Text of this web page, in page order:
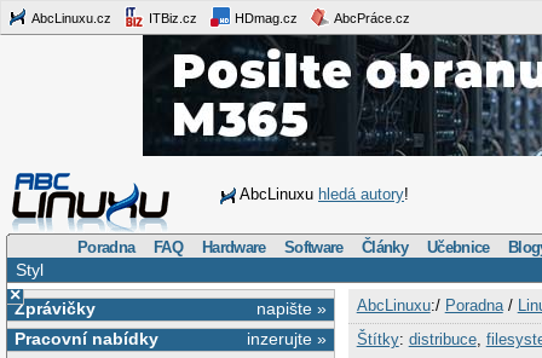
AbcLinuxu.cz ITBiz.cz HDmag.cz AbcPráce.cz
AbcLinuxu hledá autory!
Poradna FAQ Hardware Software Články Učebnice
Styl
×
napište »
Zprávičky
inzerujte »
Pracovní nabídky
AbcLinuxu:/ Poradna/
Štítky: distribuce,